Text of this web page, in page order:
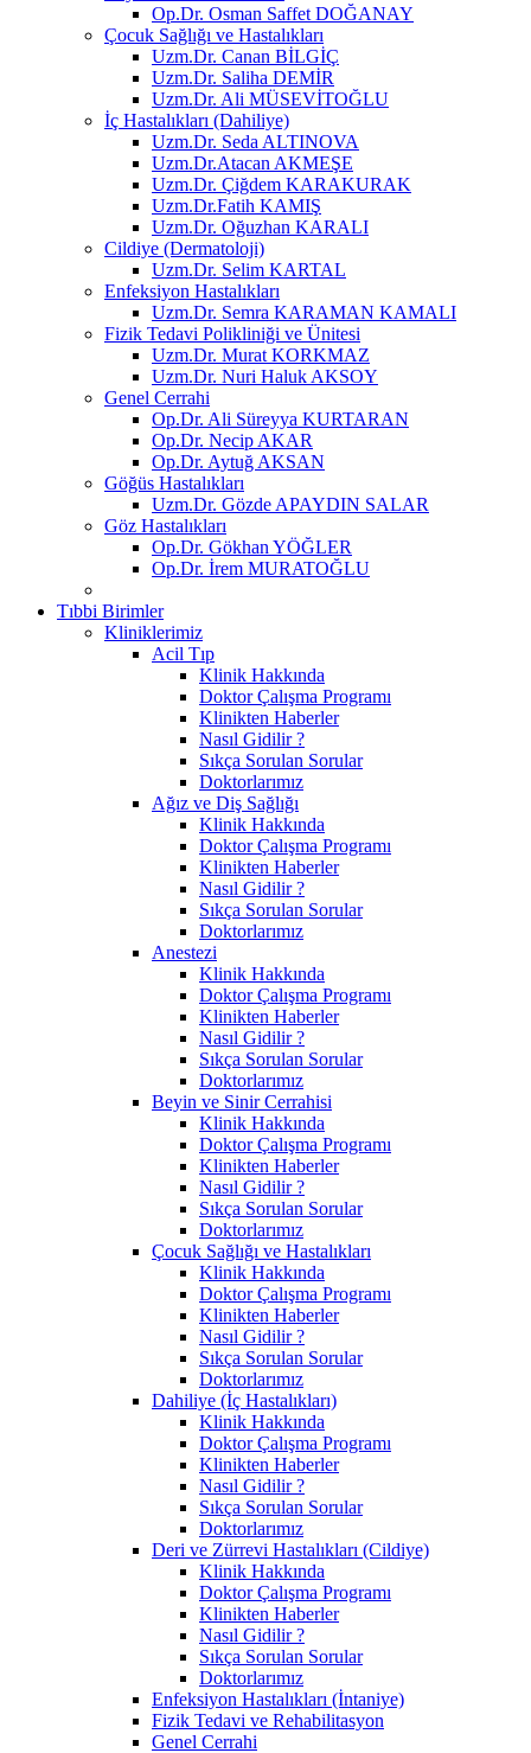
Op.Dr. Osman Saffet DOĞANAY
Çocuk Sağlığı ve Hastalıkları
Uzm.Dr. Canan BİLGİÇ
Uzm.Dr. Saliha DEMİR
Uzm.Dr. Ali MÜSEVİTOĞLU
İç Hastalıkları (Dahiliye)
Uzm.Dr. Seda ALTINOVA
Uzm.Dr.Atacan AKMEŞE
Uzm.Dr. Çiğdem KARAKURAK
Uzm.Dr.Fatih KAMIŞ
Uzm.Dr. Oğuzhan KARALI
Cildiye (Dermatoloji)
Uzm.Dr. Selim KARTAL
Enfeksiyon Hastalıkları
Uzm.Dr. Semra KARAMAN KAMALI
Fizik Tedavi Polikliniği ve Ünitesi
Uzm.Dr. Murat KORKMAZ
Uzm.Dr. Nuri Haluk AKSOY
Genel Cerrahi
Op.Dr. Ali Süreyya KURTARAN
Op.Dr. Necip AKAR
Op.Dr. Aytuğ AKSAN
Göğüs Hastalıkları
Uzm.Dr. Gözde APAYDIN SALAR
Göz Hastalıkları
Op.Dr. Gökhan YÖĞLER
Op.Dr. İrem MURATOĞLU
Tıbbi Birimler
Kliniklerimiz
Acil Tıp
Klinik Hakkında
Doktor Çalışma Programı
Klinikten Haberler
Nasıl Gidilir ?
Sıkça Sorulan Sorular
Doktorlarımız
Ağız ve Diş Sağlığı
Klinik Hakkında
Doktor Çalışma Programı
Klinikten Haberler
Nasıl Gidilir ?
Sıkça Sorulan Sorular
Doktorlarımız
Anestezi
Klinik Hakkında
Doktor Çalışma Programı
Klinikten Haberler
Nasıl Gidilir ?
Sıkça Sorulan Sorular
Doktorlarımız
Beyin ve Sinir Cerrahisi
Klinik Hakkında
Doktor Çalışma Programı
Klinikten Haberler
Nasıl Gidilir ?
Sıkça Sorulan Sorular
Doktorlarımız
Çocuk Sağlığı ve Hastalıkları
Klinik Hakkında
Doktor Çalışma Programı
Klinikten Haberler
Nasıl Gidilir ?
Sıkça Sorulan Sorular
Doktorlarımız
Dahiliye (İç Hastalıkları)
Klinik Hakkında
Doktor Çalışma Programı
Klinikten Haberler
Nasıl Gidilir ?
Sıkça Sorulan Sorular
Doktorlarımız
Deri ve Zürrevi Hastalıkları (Cildiye)
Klinik Hakkında
Doktor Çalışma Programı
Klinikten Haberler
Nasıl Gidilir ?
Sıkça Sorulan Sorular
Doktorlarımız
Enfeksiyon Hastalıkları (İntaniye)
Fizik Tedavi ve Rehabilitasyon
Genel Cerrahi